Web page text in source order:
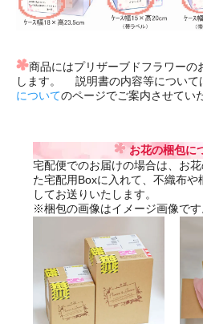
商品にはプリザーブドフラワーの
します。 説明書の内容等について
についてのページでご案内させてい
お花の梱包に
宅配便でのお届けの場合は、お
た宅配用Boxに入れて、不織布や
してお送りいたします。
※梱包の画像はイメージ画像です